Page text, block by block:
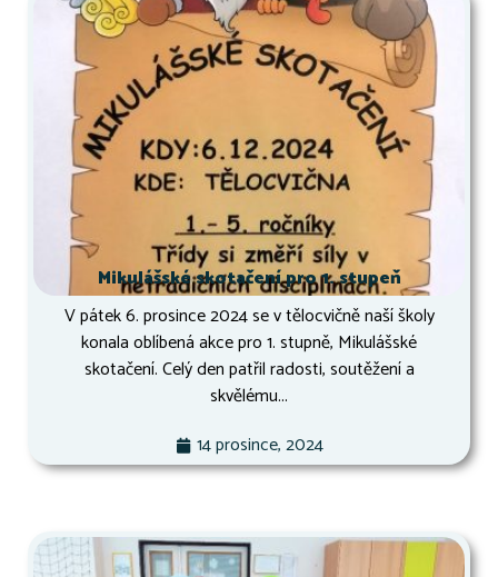
Mikulášské skotačení pro 1. stupeň
V pátek 6. prosince 2024 se v tělocvičně naší školy
konala oblíbená akce pro 1. stupně, Mikulášské
skotačení. Celý den patřil radosti, soutěžení a
skvělému...
14 prosince, 2024